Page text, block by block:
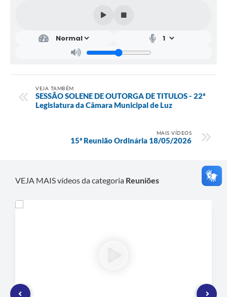
VEJA TAMBÉM
SESSÃO SOLENE DE OUTORGA DE TITULOS - 22ª
Legislatura da Câmara Municipal de Luz
MAIS VÍDEOS
15ª Reunião Ordinária 18/05/2026
VEJA MAIS vídeos da categoria Reuniões